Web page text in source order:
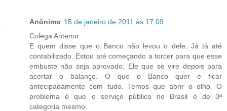
Anônimo 15 de janeiro de 2011 às 17:09
Colega Antenor.
E quem disse que o Banco não levou o dele. Já tá até
contabilizado. Estou até começando a torcer para que esse
embuste não seja aprovado. Ele que se vire depois para
acertar o balanço. O que o Banco quer é ficar
antecipadamente com tudo. Temos que abrir o olho. O
problema é que o serviço público no Brasil é de 3ª
categoria mesmo.